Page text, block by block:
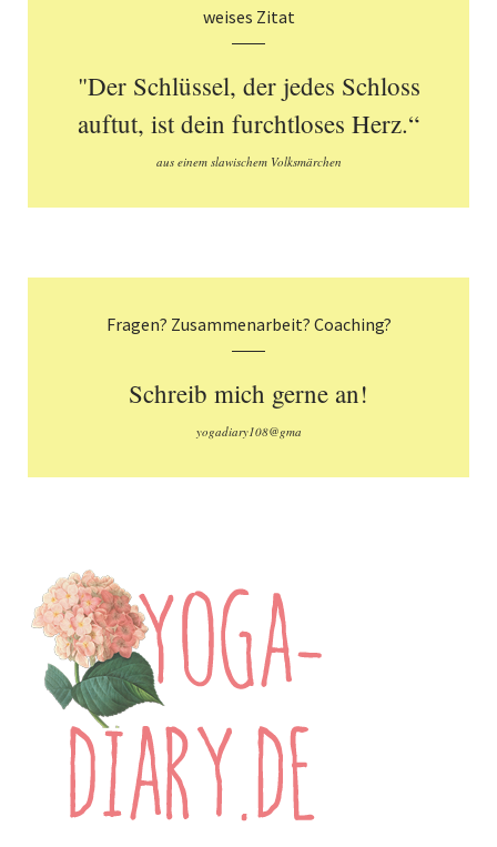
weises Zitat
"Der Schlüssel, der jedes Schloss
auftut, ist dein furchtloses Herz.“
aus einem slawischem Volksmärchen
Fragen? Zusammenarbeit? Coaching?
Schreib mich gerne an!
yogadiary108@gma